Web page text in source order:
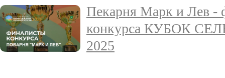
Пекарня Марк и Лев -
конкурса КУБОК
2025